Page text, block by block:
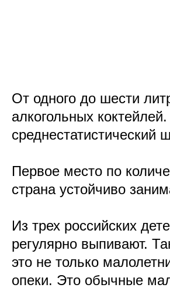
От одного до шести
алкогольных
Первое место по
страна устойчиво
Из трех российских
регулярно выпивают.
это не только
опеки. Это обычные